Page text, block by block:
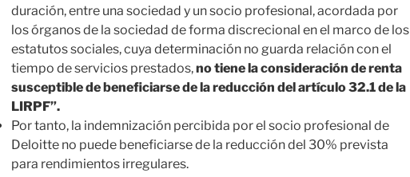
duración, entre una sociedad y un socio profesional, acordada por
los órganos de la sociedad de forma discrecional en el marco de los
estatutos sociales, cuya determinación no guarda relación con el
tiempo de servicios prestados,no tiene la consideración de renta
susceptible de beneficiarse de la reducción del artículo 32.1 de la
LIRPF”.
Por tanto, la indemnización percibida por el socio profesional de
Deloitte no puede beneficiarse de la reducción del 30% prevista
para rendimientos irregulares.